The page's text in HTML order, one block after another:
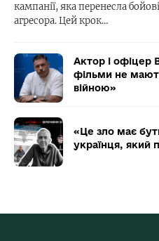
кампанії, яка перенесла
агресора. Цей крок…
Актор і офіцер
фільми не
війною»
«Це зло має
українця, який